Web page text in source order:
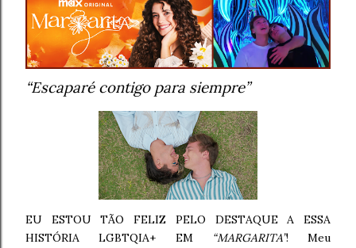
“Escaparé contigo para siempre”
EU ESTOU TÃO FELIZ PELO DESTAQUE A ESSA
HISTÓRIA LGBTQIA+ EM
“MARGARITA”! Meu